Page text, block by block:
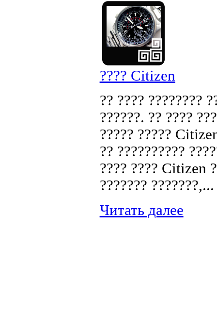
???? Citizen
?? ???? ????????
??????. ?? ????
????? ?????
?? ??????????
???? ???? Citizen
??????? ???????,...
Читать далее